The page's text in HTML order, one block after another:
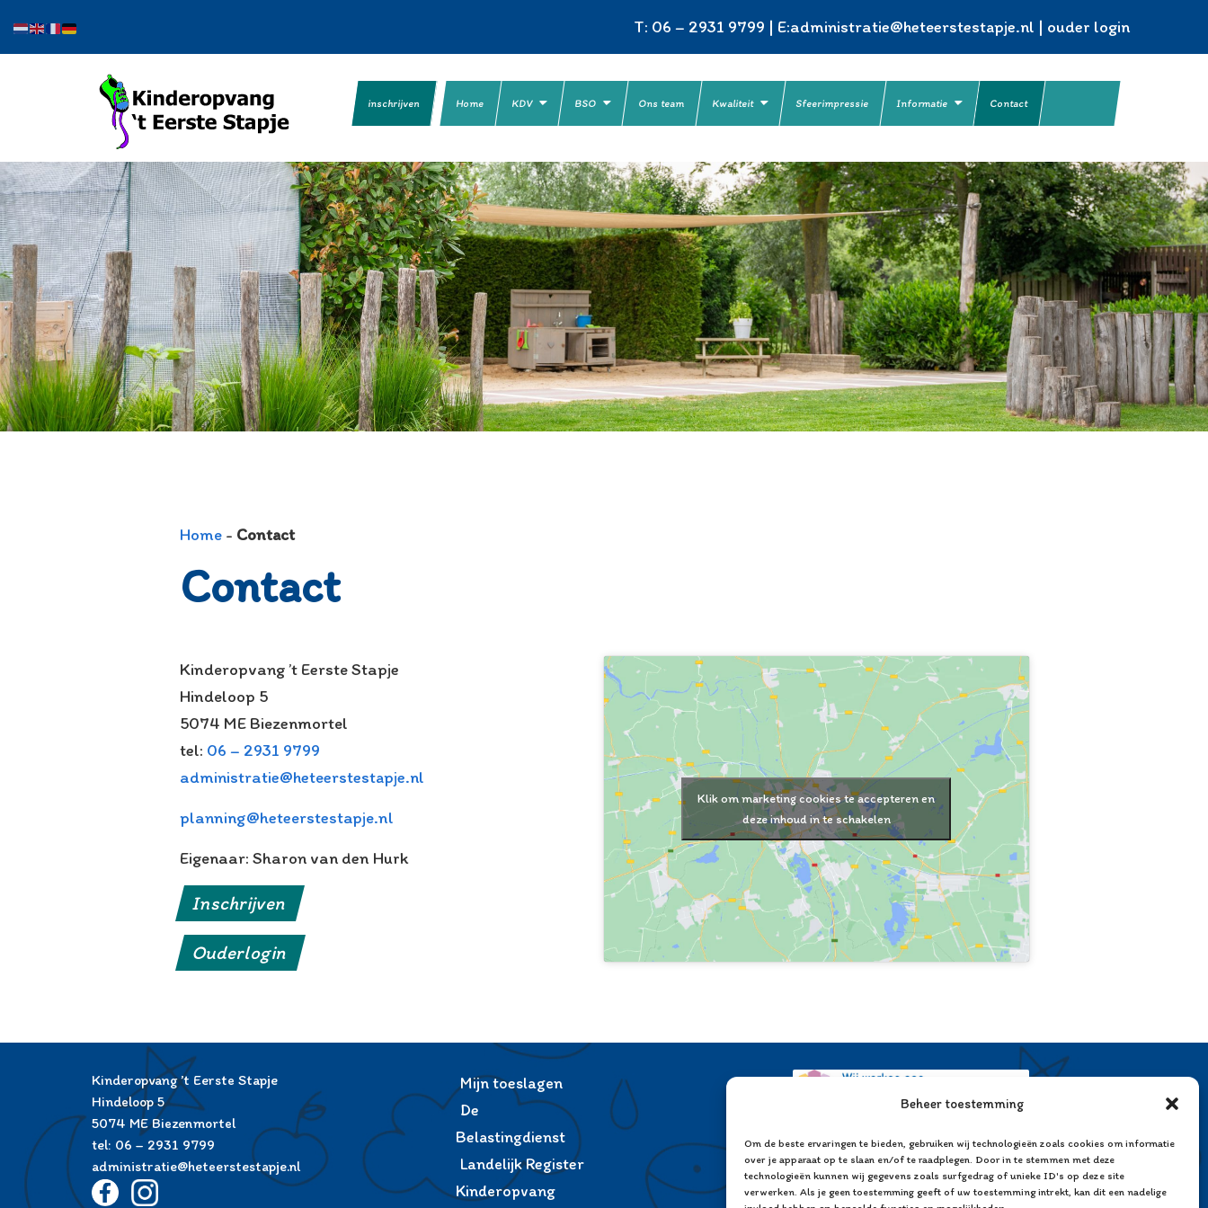
Beheer toestemming
Om de beste ervaringen te bieden, gebruiken wij technologieën zoals cookies om informatie
over je apparaat op te slaan en/of te raadplegen. Door in te stemmen met deze
technologieën kunnen wij gegevens zoals surfgedrag of unieke ID's op deze site
verwerken. Als je geen toestemming geeft of uw toestemming intrekt, kan dit een nadelige
T: 06 – 2931 9799 | E:administratie@heteerstestapje.nl | ouder login
inschrijven Home KDV BSO Ons team Kwaliteit Sfeerimpressie Informatie Contact
Home- Contact
Contact
Kinderopvang ’t Eerste Stapje
Hindeloop 5
5074 ME Biezenmortel
tel: 06 – 2931 9799
administratie@heteerstestapje.nl
planning@heteerstestapje.nl
Eigenaar: Sharon van den Hurk
Inschrijven
Ouderlogin
Klik om marketing cookies te accepteren en
deze inhoud in te schakelen
Kinderopvang ’t Eerste Stapje
Hindeloop 5
5074 ME Biezenmortel
tel: 06 – 2931 9799
administratie@heteerstestapje.nl
Mijn toeslagen
De
Belastingdienst
Landelijk Register
Kinderopvang